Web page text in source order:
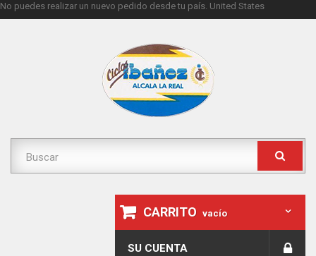
No puedes realizar un nuevo pedido desde tu país. United States
CARRITO vacío
SU CUENTA